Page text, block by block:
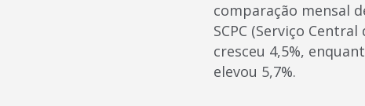
comparação mensal
SCPC (Serviço
cresceu 4,5%,
elevou 5,7%.